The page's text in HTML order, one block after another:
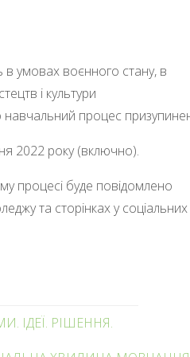
в умовах воєнного стану, в
і культури
навчальний процес
2022 року (включно).
процесі буде повідомлено
та сторінках у соціальних
ІДЕЇ. РІШЕННЯ.